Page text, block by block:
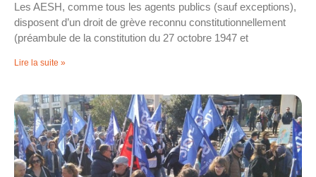
Les AESH, comme tous les agents publics (sauf exceptions),
disposent d’un droit de grève reconnu constitutionnellement
(préambule de la constitution du 27 octobre 1947 et
Lire la suite »